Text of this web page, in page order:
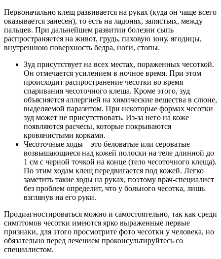
Первоначально клещ развивается на руках (куда он чаще всего
оказывается занесен), то есть на ладонях, запястьях, между
пальцев. При дальнейшем развитии болезни сыпь
распространяется на живот, грудь, паховую зону, ягодицы,
внутреннюю поверхность бедра, ноги, стопы.
Зуд присутствует на всех местах, пораженных чесоткой.
Он отмечается усилением в ночное время. При этом
происходит распространение чесотки во время
спаривания чесоточного клеща. Кроме этого, зуд
объясняется аллергией на химические вещества в слюне,
выделяемой паразитом. При некоторые формах чесотки
зуд может не присутствовать. Из-за него на коже
появляются расчесы, которые покрываются
кровянистыми корками.
Чесоточные ходы – это беловатые или сероватые
возвышающиеся над кожей полоски на теле длинной до
1 см с черной точкой на конце (тело чесоточного клеща).
По этим ходам клещ передвигается под кожей. Легко
заметить такие ходы на руках, поэтому врач-специалист
без проблем определит, что у больного чесотка, лишь
взглянув на его руки.
Продиагностироваться можно и самостоятельно, так как среди
симптомов чесотки имеются ярко выраженные первые
признаки, для этого просмотрите фото чесотки у человека, но
обязательно перед лечением проконсультируйтесь со
специалистом.